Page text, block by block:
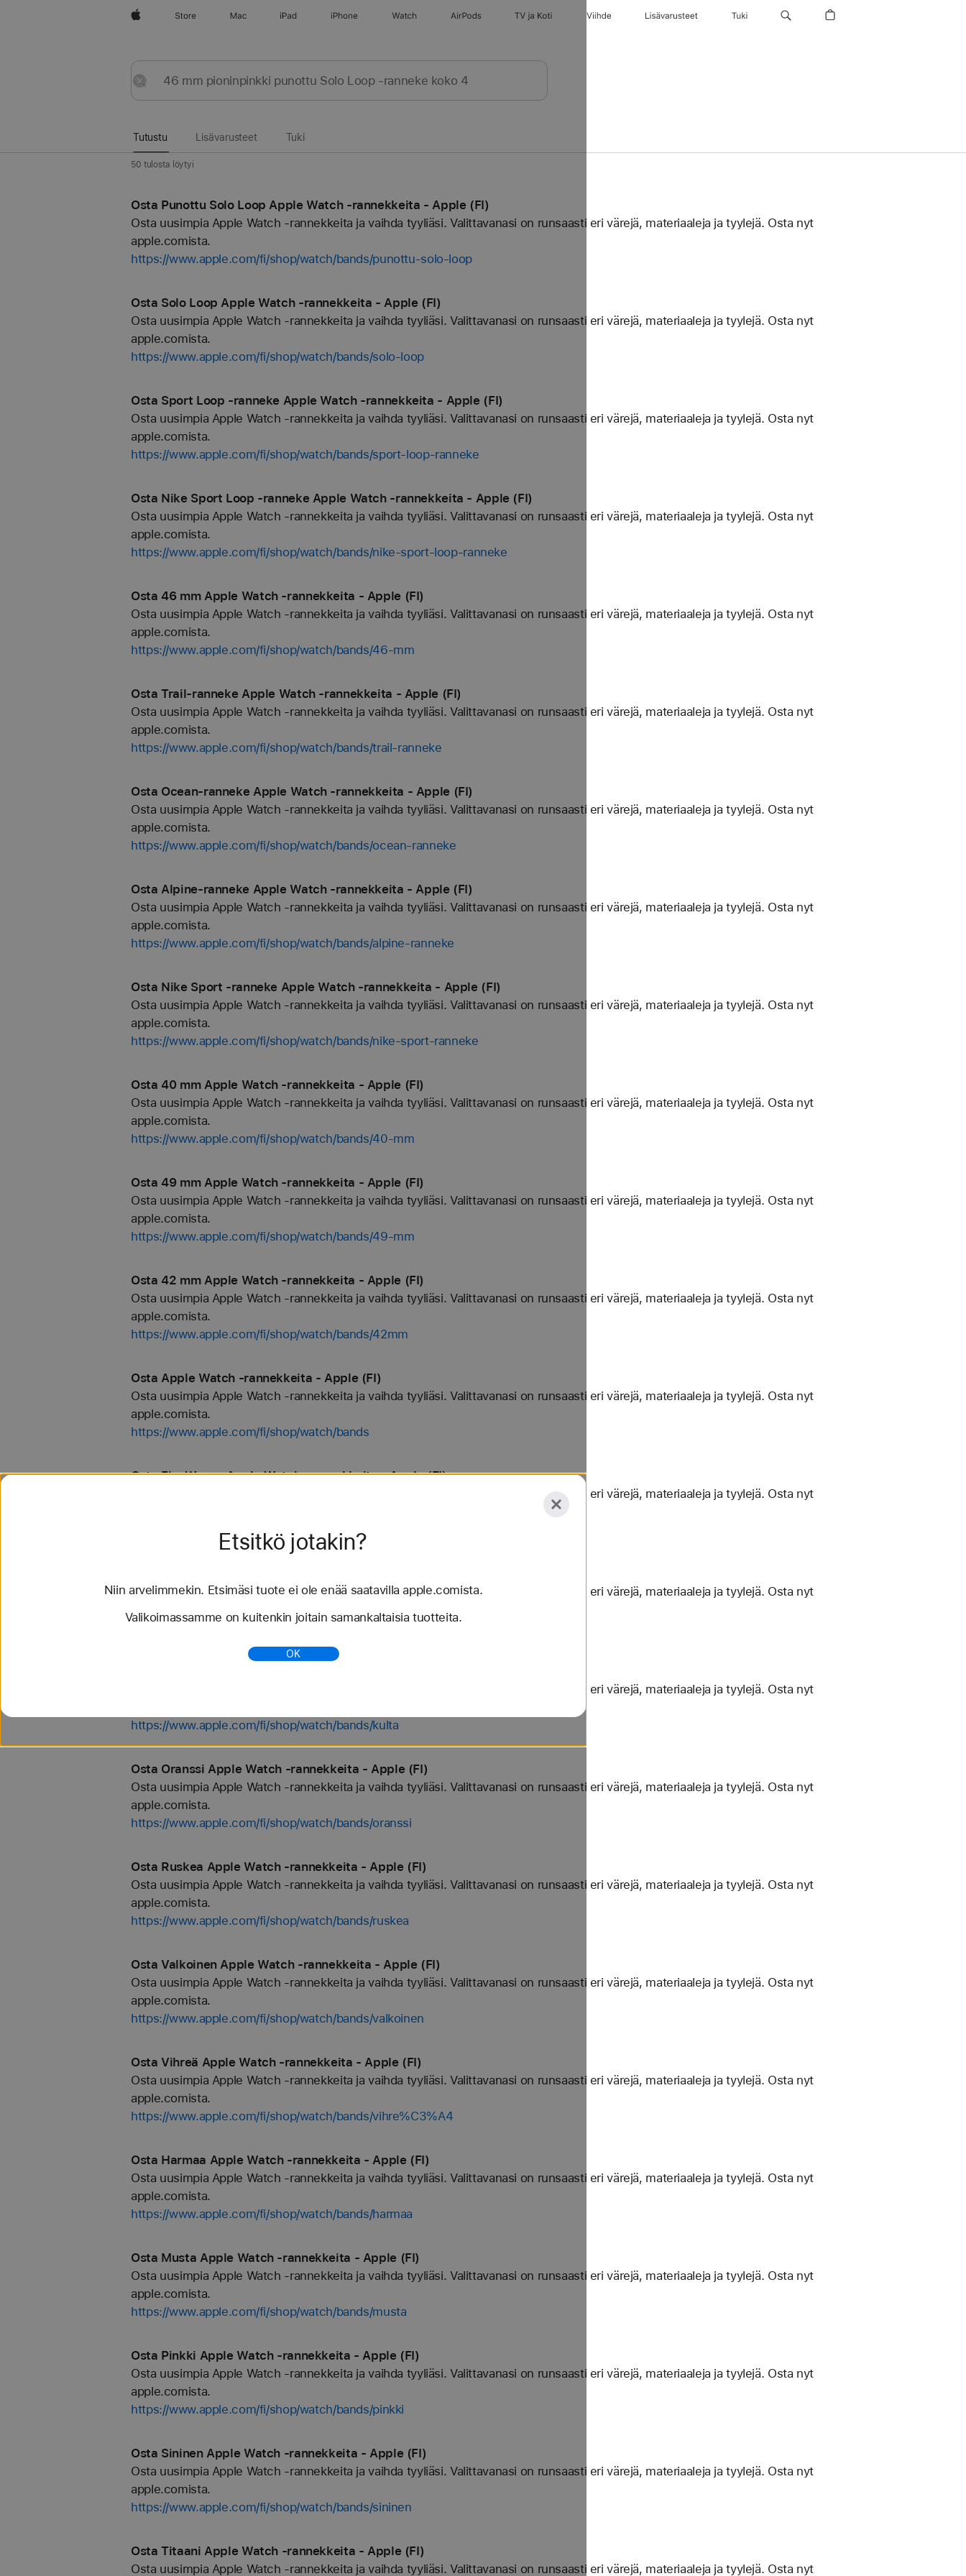
Apple Store Mac iPad iPhone Watch AirPods TV ja Koti Viihde Lisävarusteet Tuki
Lähetä
Nollaa
Tutustu Lisävarusteet Tuki
50 tulosta löytyi
Osta Punottu Solo Loop Apple Watch ‑rannekkeita - Apple (FI)
Osta uusimpia Apple Watch -rannekkeita ja vaihda tyyliäsi. Valittavanasi on runsaasti eri värejä, materiaaleja ja tyylejä. Osta nyt
apple.comista.
https://www.apple.com/fi/shop/watch/bands/punottu-solo-loop
Osta Solo Loop Apple Watch ‑rannekkeita - Apple (FI)
Osta uusimpia Apple Watch -rannekkeita ja vaihda tyyliäsi. Valittavanasi on runsaasti eri värejä, materiaaleja ja tyylejä. Osta nyt
apple.comista.
https://www.apple.com/fi/shop/watch/bands/solo-loop
Osta Sport Loop ‑ranneke Apple Watch ‑rannekkeita - Apple (FI)
Osta uusimpia Apple Watch -rannekkeita ja vaihda tyyliäsi. Valittavanasi on runsaasti eri värejä, materiaaleja ja tyylejä. Osta nyt
apple.comista.
https://www.apple.com/fi/shop/watch/bands/sport-loop-ranneke
Osta Nike Sport Loop ‑ranneke Apple Watch ‑rannekkeita - Apple (FI)
Osta uusimpia Apple Watch -rannekkeita ja vaihda tyyliäsi. Valittavanasi on runsaasti eri värejä, materiaaleja ja tyylejä. Osta nyt
apple.comista.
https://www.apple.com/fi/shop/watch/bands/nike-sport-loop-ranneke
Osta 46 mm Apple Watch ‑rannekkeita - Apple (FI)
Osta uusimpia Apple Watch -rannekkeita ja vaihda tyyliäsi. Valittavanasi on runsaasti eri värejä, materiaaleja ja tyylejä. Osta nyt
apple.comista.
https://www.apple.com/fi/shop/watch/bands/46-mm
Osta Trail‑ranneke Apple Watch ‑rannekkeita - Apple (FI)
Osta uusimpia Apple Watch -rannekkeita ja vaihda tyyliäsi. Valittavanasi on runsaasti eri värejä, materiaaleja ja tyylejä. Osta nyt
apple.comista.
https://www.apple.com/fi/shop/watch/bands/trail-ranneke
Osta Ocean‑ranneke Apple Watch ‑rannekkeita - Apple (FI)
Osta uusimpia Apple Watch -rannekkeita ja vaihda tyyliäsi. Valittavanasi on runsaasti eri värejä, materiaaleja ja tyylejä. Osta nyt
apple.comista.
https://www.apple.com/fi/shop/watch/bands/ocean-ranneke
Osta Alpine‑ranneke Apple Watch ‑rannekkeita - Apple (FI)
Osta uusimpia Apple Watch -rannekkeita ja vaihda tyyliäsi. Valittavanasi on runsaasti eri värejä, materiaaleja ja tyylejä. Osta nyt
apple.comista.
https://www.apple.com/fi/shop/watch/bands/alpine-ranneke
Osta Nike Sport ‑ranneke Apple Watch ‑rannekkeita - Apple (FI)
Osta uusimpia Apple Watch -rannekkeita ja vaihda tyyliäsi. Valittavanasi on runsaasti eri värejä, materiaaleja ja tyylejä. Osta nyt
apple.comista.
https://www.apple.com/fi/shop/watch/bands/nike-sport-ranneke
Osta 40 mm Apple Watch ‑rannekkeita - Apple (FI)
Osta uusimpia Apple Watch -rannekkeita ja vaihda tyyliäsi. Valittavanasi on runsaasti eri värejä, materiaaleja ja tyylejä. Osta nyt
apple.comista.
https://www.apple.com/fi/shop/watch/bands/40-mm
Osta 49 mm Apple Watch ‑rannekkeita - Apple (FI)
Osta uusimpia Apple Watch -rannekkeita ja vaihda tyyliäsi. Valittavanasi on runsaasti eri värejä, materiaaleja ja tyylejä. Osta nyt
apple.comista.
https://www.apple.com/fi/shop/watch/bands/49-mm
Osta 42 mm Apple Watch ‑rannekkeita - Apple (FI)
Osta uusimpia Apple Watch -rannekkeita ja vaihda tyyliäsi. Valittavanasi on runsaasti eri värejä, materiaaleja ja tyylejä. Osta nyt
apple.comista.
https://www.apple.com/fi/shop/watch/bands/42mm
Osta Apple Watch ‑rannekkeita - Apple (FI)
Osta uusimpia Apple Watch -rannekkeita ja vaihda tyyliäsi. Valittavanasi on runsaasti eri värejä, materiaaleja ja tyylejä. Osta nyt
apple.comista.
https://www.apple.com/fi/shop/watch/bands
Osta FineWoven Apple Watch ‑rannekkeita - Apple (FI)
Osta uusimpia Apple Watch -rannekkeita ja vaihda tyyliäsi. Valittavanasi on runsaasti eri värejä, materiaaleja ja tyylejä. Osta nyt
https://www.apple.com/fi/shop/watch/bands/finewoven
Osta uusimpia Apple Watch -rannekkeita ja vaihda tyyliäsi. Valittavanasi on runsaasti eri värejä, materiaaleja ja tyylejä. Osta nyt
apple.comista.
https://www.apple.com/fi/shop/watch/bands/keltainen
Osta uusimpia Apple Watch -rannekkeita ja vaihda tyyliäsi. Valittavanasi on runsaasti eri värejä, materiaaleja ja tyylejä. Osta nyt
https://www.apple.com/fi/shop/watch/bands/kulta
Osta Oranssi Apple Watch ‑rannekkeita - Apple (FI)
Osta uusimpia Apple Watch -rannekkeita ja vaihda tyyliäsi. Valittavanasi on runsaasti eri värejä, materiaaleja ja tyylejä. Osta nyt
apple.comista.
https://www.apple.com/fi/shop/watch/bands/oranssi
Osta Ruskea Apple Watch ‑rannekkeita - Apple (FI)
Osta uusimpia Apple Watch -rannekkeita ja vaihda tyyliäsi. Valittavanasi on runsaasti eri värejä, materiaaleja ja tyylejä. Osta nyt
apple.comista.
https://www.apple.com/fi/shop/watch/bands/ruskea
Osta Valkoinen Apple Watch ‑rannekkeita - Apple (FI)
Osta uusimpia Apple Watch -rannekkeita ja vaihda tyyliäsi. Valittavanasi on runsaasti eri värejä, materiaaleja ja tyylejä. Osta nyt
apple.comista.
https://www.apple.com/fi/shop/watch/bands/valkoinen
Osta Vihreä Apple Watch ‑rannekkeita - Apple (FI)
Osta uusimpia Apple Watch -rannekkeita ja vaihda tyyliäsi. Valittavanasi on runsaasti eri värejä, materiaaleja ja tyylejä. Osta nyt
apple.comista.
https://www.apple.com/fi/shop/watch/bands/vihre%C3%A4
Osta Harmaa Apple Watch ‑rannekkeita - Apple (FI)
Osta uusimpia Apple Watch -rannekkeita ja vaihda tyyliäsi. Valittavanasi on runsaasti eri värejä, materiaaleja ja tyylejä. Osta nyt
apple.comista.
https://www.apple.com/fi/shop/watch/bands/harmaa
Osta Musta Apple Watch ‑rannekkeita - Apple (FI)
Osta uusimpia Apple Watch -rannekkeita ja vaihda tyyliäsi. Valittavanasi on runsaasti eri värejä, materiaaleja ja tyylejä. Osta nyt
apple.comista.
https://www.apple.com/fi/shop/watch/bands/musta
Osta Pinkki Apple Watch ‑rannekkeita - Apple (FI)
Osta uusimpia Apple Watch -rannekkeita ja vaihda tyyliäsi. Valittavanasi on runsaasti eri värejä, materiaaleja ja tyylejä. Osta nyt
apple.comista.
https://www.apple.com/fi/shop/watch/bands/pinkki
Osta Sininen Apple Watch ‑rannekkeita - Apple (FI)
Osta uusimpia Apple Watch -rannekkeita ja vaihda tyyliäsi. Valittavanasi on runsaasti eri värejä, materiaaleja ja tyylejä. Osta nyt
apple.comista.
https://www.apple.com/fi/shop/watch/bands/sininen
Osta Titaani Apple Watch ‑rannekkeita - Apple (FI)
Osta uusimpia Apple Watch -rannekkeita ja vaihda tyyliäsi. Valittavanasi on runsaasti eri värejä, materiaaleja ja tyylejä. Osta nyt
Etsitkö jotakin?
Niin arvelimmekin. Etsimäsi tuote ei ole enää saatavilla apple.comista.
Valikoimassamme on kuitenkin joitain samankaltaisia tuotteita.
OK